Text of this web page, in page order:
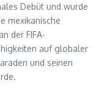
Debüt und wurde
mexikanische
der FIFA-
auf globaler
und seinen